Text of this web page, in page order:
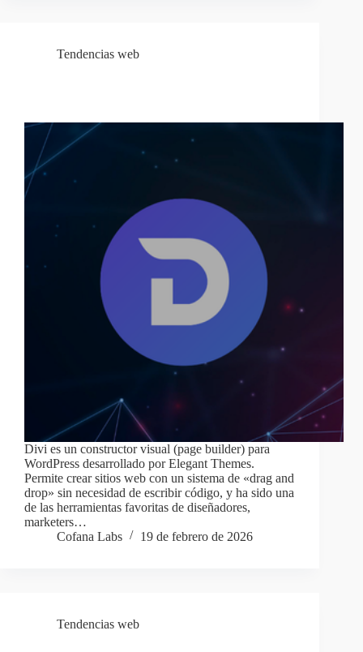
Tendencias web
Divi es un constructor visual (page builder) para
WordPress desarrollado por Elegant Themes.
Permite crear sitios web con un sistema de «drag and
drop» sin necesidad de escribir código, y ha sido una
de las herramientas favoritas de diseñadores,
marketers…
Cofana Labs
19 de febrero de 2026
Tendencias web